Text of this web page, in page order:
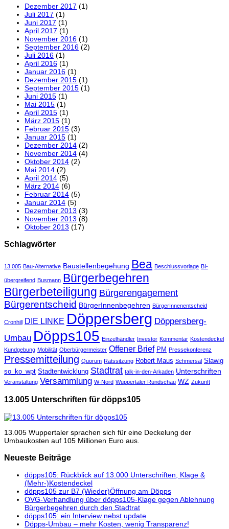
Dezember 2017 (1)
Juli 2017 (1)
Juni 2017 (1)
April 2017 (1)
November 2016 (1)
September 2016 (2)
Juli 2016 (1)
April 2016 (1)
Januar 2016 (1)
Dezember 2015 (1)
September 2015 (1)
Juni 2015 (1)
Mai 2015 (1)
April 2015 (1)
März 2015 (1)
Februar 2015 (3)
Januar 2015 (1)
Dezember 2014 (2)
November 2014 (4)
Oktober 2014 (2)
Mai 2014 (2)
April 2014 (5)
März 2014 (6)
Februar 2014 (5)
Januar 2014 (5)
Dezember 2013 (3)
November 2013 (8)
Oktober 2013 (17)
Schlagwörter
13.005 Bau-Alternative Baustellenbegehung Bea Beschlussvorlage BI-
übergreifend Busmann Bürgerbegehren
Bürgerbeteiligung Bürgerengagement
Bürgerentscheid BürgerInnenbegehren BürgerInnenentscheid
Cronhill DIE LINKE Döppersberg Döppersberg-
Umbau Döpps105 Einzelhändler Investor Kommentar Kostendeckel
Kundgebung Mobilität Oberbürgermeister Offener Brief PM Pressekonferenz
Pressemitteilung Quorum Ratssitzung Robert Maus Schmersal Slawig
so_ko_wpt Stadtentwicklung Stadtrat talk-in-den-Arkaden Unterschriften
Veranstaltung Versammlung W-Nord Wuppertaler Rundschau WZ Zukunft
13.005 Unterschriften für döpps105
13.005 Wuppertaler sprachen sich für eine Deckelung der
Umbaukosten auf 105 Millionen Euro aus.
Neueste Beiträge
döpps105: Rückblick auf 13.000 Unterschriften, Klage &
(Mehr-)Kostendeckel
döpps105 zur B7 (Wieder)Öffnung am Döpps
OVG-Verhandlung über döpps105-Klage gegen Ablehnung
Bürgerbegehren durch den Stadtrat
döpps105: ein Interview nebst update
Döpps-Umbau – mehr Kosten, wenig Transparenz!